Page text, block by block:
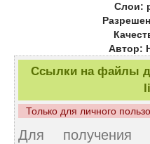
Слои:
Автор:
Ссылки на файлы
Только для личного
Для получения